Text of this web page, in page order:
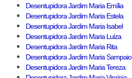
Desentupidora Jardim Maria Emília
Desentupidora Jardim Maria Estela
Desentupidora Jardim Maria Isabel
Desentupidora Jardim Maria Luiza
Desentupidora Jardim Maria Rita
Desentupidora Jardim Maria Sampaio
Desentupidora Jardim Maria Tereza